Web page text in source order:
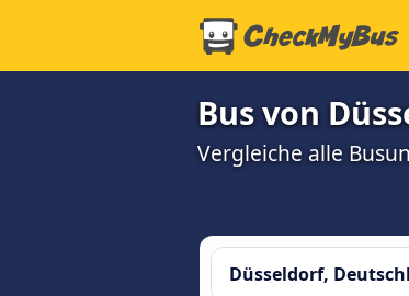
Bus von
Vergleiche alle